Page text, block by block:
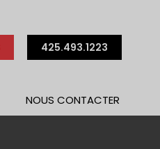
425.493.1223
NOUS CONTACTER